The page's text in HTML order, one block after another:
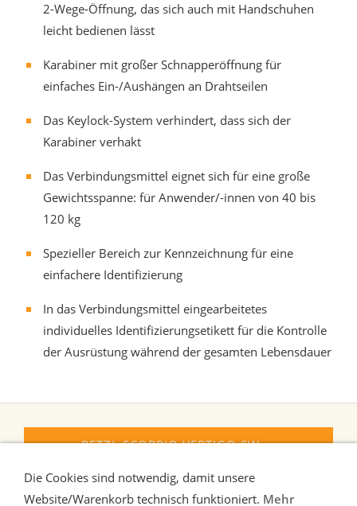
2-Wege-Öffnung, das sich auch mit Handschuhen
leicht bedienen lässt
Karabiner mit großer Schnapperöffnung für
einfaches Ein-/Aushängen an Drahtseilen
Das Keylock-System verhindert, dass sich der
Karabiner verhakt
Das Verbindungsmittel eignet sich für eine große
Gewichtsspanne: für Anwender/-innen von 40 bis
120 kg
Spezieller Bereich zur Kennzeichnung für eine
einfachere Identifizierung
In das Verbindungsmittel eingearbeitetes
individuelles Identifizierungsetikett für die Kontrolle
der Ausrüstung während der gesamten Lebensdauer
PETZL SCORPIO VERTIGO SW
Die Cookies sind notwendig, damit unsere
Website/Warenkorb technisch funktioniert. Mehr